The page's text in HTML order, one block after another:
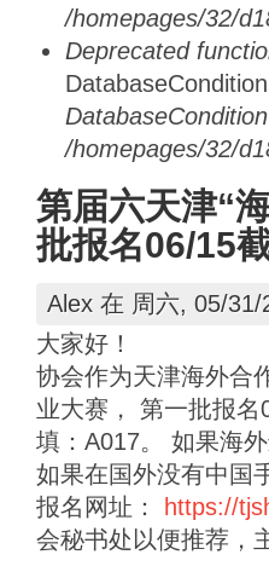
/homepages/32/
Deprecated
/homepages/32/
第届六天津“
批报名06/15
Alex 在 周六, 05/31/
大家好！
协会作为天津海外合
业大赛， 第一批报名
填：A017。 如果海
如果在国外没有中国
报名网址：
https://
会秘书处以便推荐，